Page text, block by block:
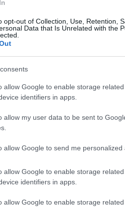
opt-out of Collection, Use, Retention,
Data that Is Unrelated with the
allow Google to enable storage
identifiers in apps.
allow my user data to be sent to
allow Google to send me personalized
allow Google to enable storage
identifiers in apps.
allow Google to enable storage
ki kell elemeznünk a
a kupakudarc ellenére
mire vagyunk képesek.
nyerünk is. Ez az eredmény
A bajnokság és az
számunkra, ezért gyorsan
szereplését a Bajnokok
a visszavágót egy héttel